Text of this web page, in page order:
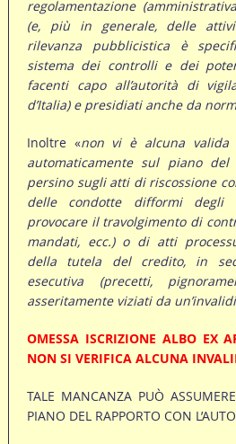
regolamentazione
(e, più in generale, delle
rilevanza pubblicistica è
sistema dei controlli e dei
facenti capo all’autorità di
d’Italia) e presidiati anche da
Inoltre «non vi è alcuna valida
automaticamente sul piano
persino sugli atti di riscossione
delle condotte difformi
provocare il travolgimento di
mandati, ecc.) o di atti
della tutela del credito, in
esecutiva (precetti,
asseritamente viziati da
OMESSA ISCRIZIONE ALBO EX
NON SI VERIFICA ALCUNA
TALE MANCANZA PUÒ
PIANO DEL RAPPORTO CON